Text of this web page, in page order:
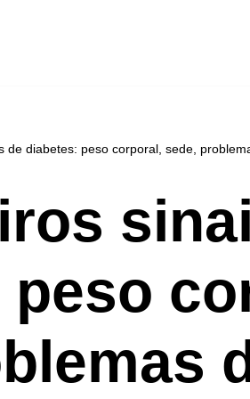
de diabetes: peso corporal, sede,